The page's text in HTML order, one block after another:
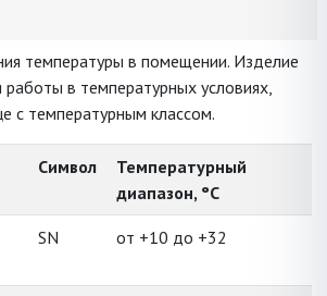
температуры в помещении. Изделие
в температурных условиях,
с температурным классом.
Символ
Температурный
диапазон, °C
SN от +10 до +32